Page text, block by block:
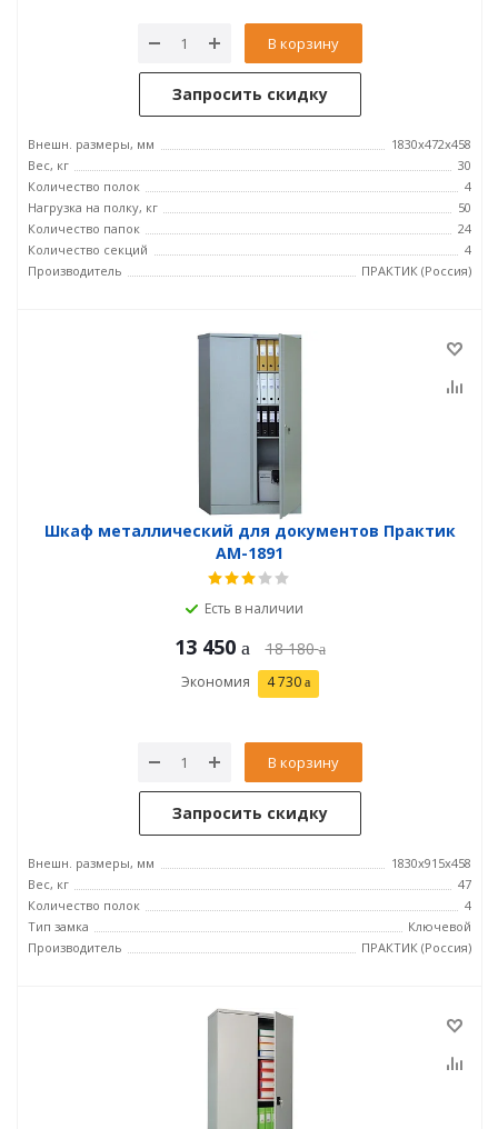
В корзину
Запросить скидку
Внешн. размеры, мм
1830x472x458
Вес, кг
30
Количество полок
4
Нагрузка на полку, кг
50
Количество папок
24
Количество секций
4
Производитель
ПРАКТИК (Россия)
Шкаф металлический для документов Практик
AM-1891
Есть в наличии
13 450 18 180
Экономия 4 730
В корзину
Запросить скидку
Внешн. размеры, мм
1830x915x458
Вес, кг
47
Количество полок
4
Тип замка
Ключевой
Производитель
ПРАКТИК (Россия)